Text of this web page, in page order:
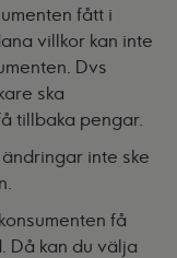
fått i
villkor kan inte
Dvs
ska
tillbaka pengar.
inte ske
få
Då kan du välja